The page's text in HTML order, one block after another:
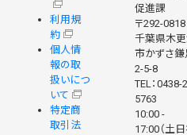
利用規
約
個人情
報の取
扱いにつ
いて
特定商
取引法
促進課
〒292-0818
千葉県木
市かずさ鎌
2-5-8
TEL：0438-
5763
10:00 -
17:00（土